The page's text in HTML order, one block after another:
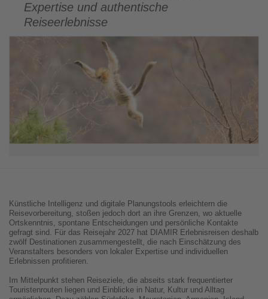
Expertise und authentische
Reiseerlebnisse
Künstliche Intelligenz und digitale Planungstools erleichtern die
Reisevorbereitung, stoßen jedoch dort an ihre Grenzen, wo aktuelle
Ortskenntnis, spontane Entscheidungen und persönliche Kontakte
gefragt sind. Für das Reisejahr 2027 hat DIAMIR Erlebnisreisen deshalb
zwölf Destinationen zusammengestellt, die nach Einschätzung des
Veranstalters besonders von lokaler Expertise und individuellen
Erlebnissen profitieren.
Im Mittelpunkt stehen Reiseziele, die abseits stark frequentierter
Touristenrouten liegen und Einblicke in Natur, Kultur und Alltag